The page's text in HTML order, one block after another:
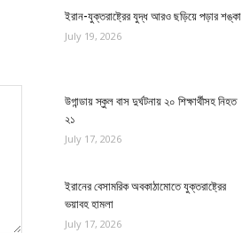
ইরান-যুক্তরাষ্ট্রের যুদ্ধ আরও ছড়িয়ে পড়ার শঙ্কা
July 19, 2026
উগান্ডায় স্কুল বাস দুর্ঘটনায় ২০ শিক্ষার্থীসহ নিহত
২১
July 17, 2026
ইরানের বেসামরিক অবকাঠামোতে যুক্তরাষ্ট্রের
ভয়াবহ হামলা
July 17, 2026